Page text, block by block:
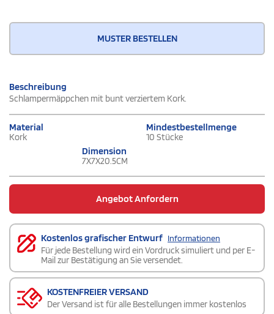
MUSTER BESTELLEN
Beschreibung
Schlampermäppchen mit bunt verziertem Kork.
Material
Kork
Mindestbestellmenge
10 Stücke
Dimension
7X7X20.5CM
Angebot Anfordern
Kostenlos grafischer Entwurf Informationen
Für jede Bestellung wird ein Vordruck simuliert und per E-
Mail zur Bestätigung an Sie versendet.
KOSTENFREIER VERSAND
Der Versand ist für alle Bestellungen immer kostenlos